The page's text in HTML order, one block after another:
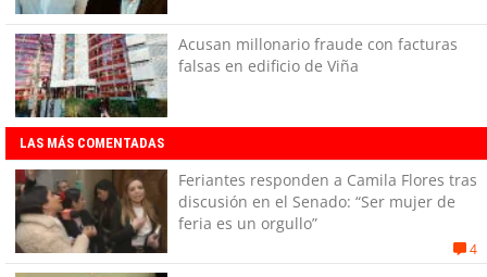
Acusan millonario fraude con facturas
falsas en edificio de Viña
LAS MÁS COMENTADAS
Feriantes responden a Camila Flores tras
discusión en el Senado: “Ser mujer de
feria es un orgullo”
4